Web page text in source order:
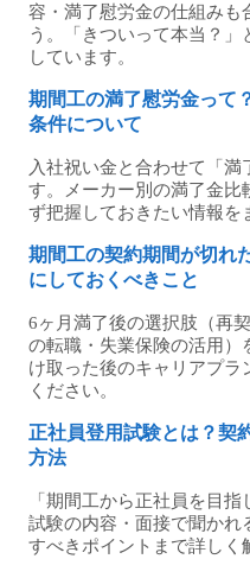
容・満了慰労金の仕組みも
う。「きついって本当？」
しています。
期間工の満了慰労金って
条件について
入社祝い金と合わせて「
す。メーカー別の満了金比
ず把握しておきたい情報を
期間工の契約期間が切れ
にしておくべきこと
6ヶ月満了後の選択肢（再
の転職・失業保険の活用）
け取った後のキャリアプラ
ください。
正社員登用試験とは？契
方法
「期間工から正社員を目
試験の内容・面接で聞かれ
すべきポイントまで詳しく